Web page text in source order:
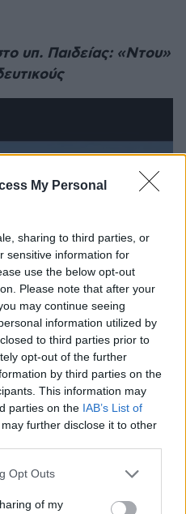
My Personal
sharing to third parties, or
sensitive information for
use the below opt-out
Please note that after your
may continue seeing
information utilized by
to third parties prior to
opt-out of the further
by third parties on the
This information may
parties on the IAB’s List of
further disclose it to other
uses one or more Google
behaviour. You may click to
Opt Outs
of my
υπ. Παιδείας: «Ντου»
στο Google News